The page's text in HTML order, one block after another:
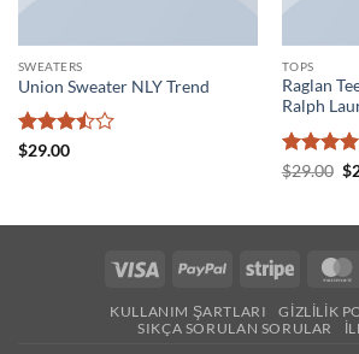
SWEATERS
Union Sweater NLY Trend
5
$29.00
TOPS
Raglan
Ralph
5
$29.00 $
Visa PayPal Stripe
KULLANIM ŞARTLARI
GIZLILIK
SIKÇA SORULAN SORULAR